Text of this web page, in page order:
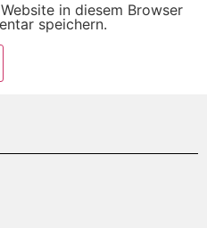
in diesem Browser
speichern.